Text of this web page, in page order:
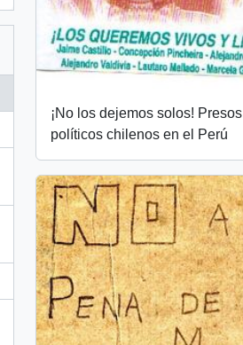
¡No los dejemos solos! Presos
políticos chilenos en el Perú